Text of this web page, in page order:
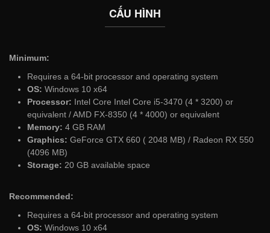
CẤU HÌNH
Minimum:
Requires a 64-bit processor and operating system
OS: Windows 10 x64
Processor: Intel Core Intel Core i5-3470 (4 * 3200) or
equivalent / AMD FX-8350 (4 * 4000) or equivalent
Memory: 4 GB RAM
Graphics: GeForce GTX 660 ( 2048 MB) / Radeon RX 550
(4096 MB)
Storage: 20 GB available space
Recommended:
Requires a 64-bit processor and operating system
OS: Windows 10 x64